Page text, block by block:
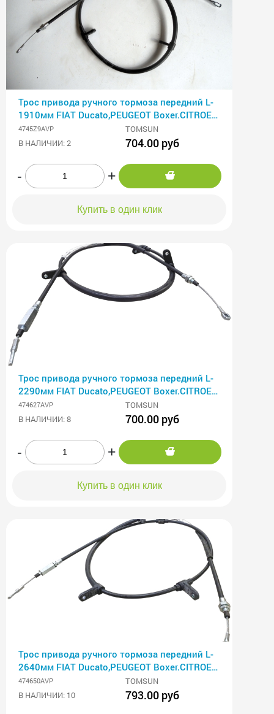
Трос привода ручного тормоза передний L-
1910мм FIAT Ducato,PEUGEOT Boxer.CITROEN
Jumper (06-)
4745Z9AVP
TOMSUN
В НАЛИЧИИ: 2
704.00 руб
- +
Купить в один клик
Трос привода ручного тормоза передний L-
2290мм FIAT Ducato,PEUGEOT Boxer.CITROEN
Jumper (06-)
474627AVP
TOMSUN
В НАЛИЧИИ: 8
700.00 руб
- +
Купить в один клик
Трос привода ручного тормоза передний L-
2640мм FIAT Ducato,PEUGEOT Boxer.CITROEN
Jumper (06-)
474650AVP
TOMSUN
В НАЛИЧИИ: 10
793.00 руб